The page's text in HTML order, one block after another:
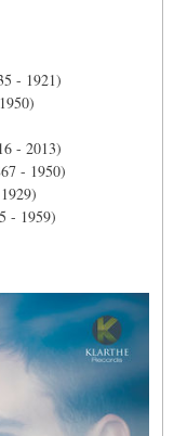
- 1921)
- 2013)
- 1950)
- 1959)